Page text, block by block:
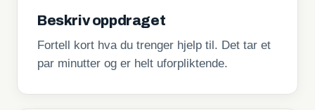
Beskriv oppdraget
Fortell kort hva du trenger hjelp til. Det tar et
par minutter og er helt uforpliktende.